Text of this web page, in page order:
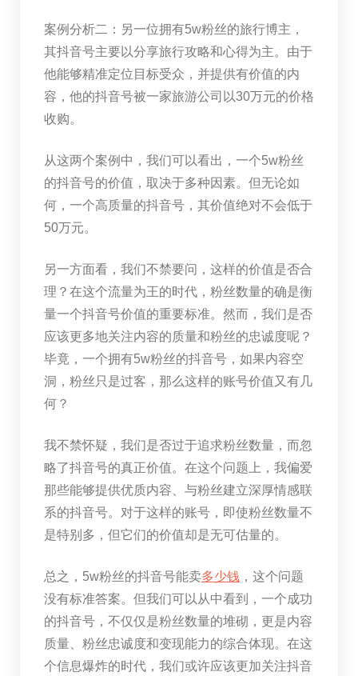
案例分析二：另一位拥有5w粉丝的旅行博主，
其抖音号主要以分享旅行攻略和心得为主。由于
他能够精准定位目标受众，并提供有价值的内
容，他的抖音号被一家旅游公司以30万元的价格
收购。
从这两个案例中，我们可以看出，一个5w粉丝
的抖音号的价值，取决于多种因素。但无论如
何，一个高质量的抖音号，其价值绝对不会低于
50万元。
另一方面看，我们不禁要问，这样的价值是否合
理？在这个流量为王的时代，粉丝数量的确是衡
量一个抖音号价值的重要标准。然而，我们是否
应该更多地关注内容的质量和粉丝的忠诚度呢？
毕竟，一个拥有5w粉丝的抖音号，如果内容空
洞，粉丝只是过客，那么这样的账号价值又有几
何？
我不禁怀疑，我们是否过于追求粉丝数量，而忽
略了抖音号的真正价值。在这个问题上，我偏爱
那些能够提供优质内容、与粉丝建立深厚情感联
系的抖音号。对于这样的账号，即使粉丝数量不
是特别多，但它们的价值却是无可估量的。
总之，5w粉丝的抖音号能卖多少钱，这个问题
没有标准答案。但我们可以从中看到，一个成功
的抖音号，不仅仅是粉丝数量的堆砌，更是内容
质量、粉丝忠诚度和变现能力的综合体现。在这
个信息爆炸的时代，我们或许应该更加关注抖音